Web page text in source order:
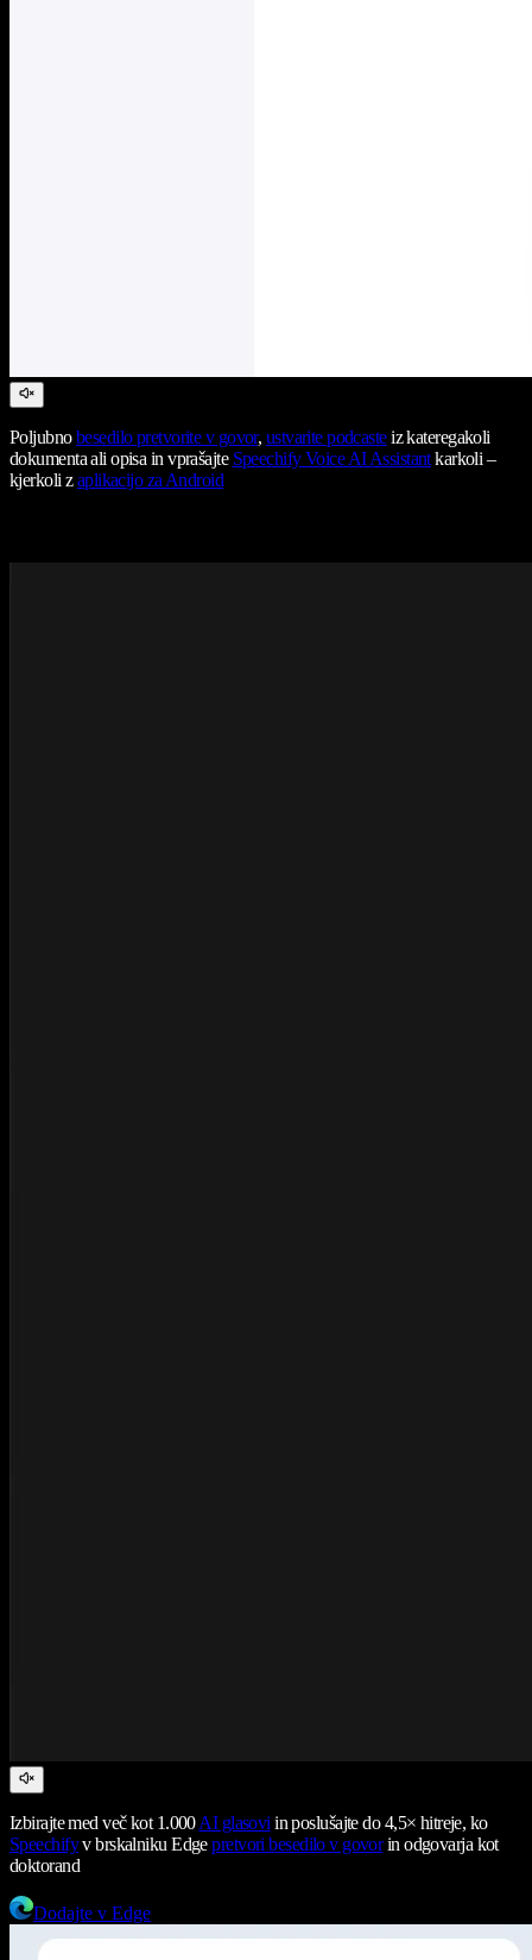
Poljubnobesedilo pretvorite v govor, ustvarite podcasteiz kateregakoli
dokumenta ali opisa in vprašajte Speechify Voice AI Assistantkarkoli –
kjerkoli zaplikacijo za Android
Izbirajte med več kot 1.000AI glasovi in poslušajte do 4,5× hitreje, ko
Speechifyv brskalniku Edgepretvori besedilo v govorin odgovarja kot
doktorand
Dodajte v Edge